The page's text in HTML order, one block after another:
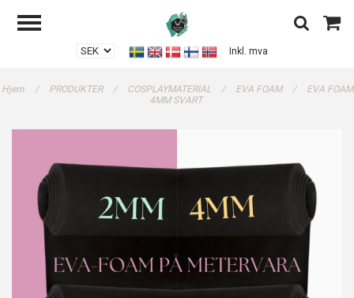
Inkl. mva
Hjem / PRODUKTER / COSPLAYMATERIAL / EVA FOAM /
EVA FOAM
4MM SVART